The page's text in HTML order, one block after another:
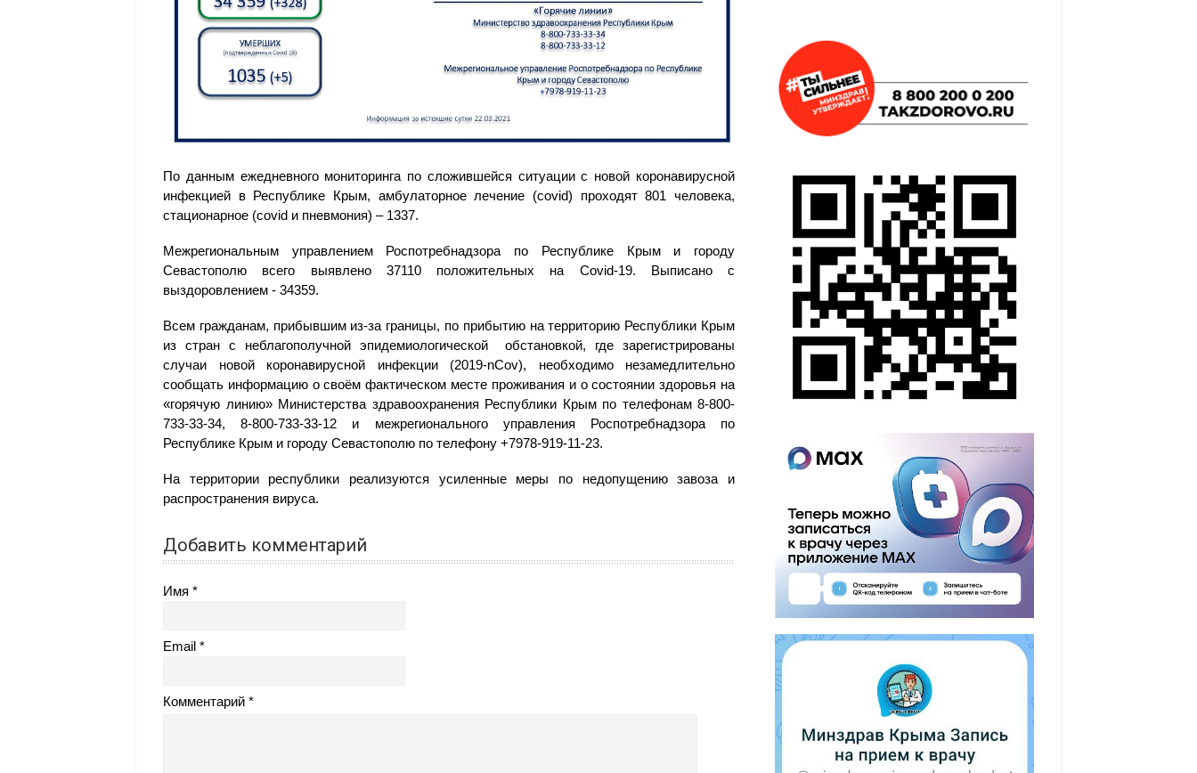
По данным ежедневного мониторинга по сложившейся ситуации с новой коронавирусной
инфекцией в Республике Крым, амбулаторное лечение (covid) проходят 801 человека,
стационарное (covid и пневмония) – 1337.
Межрегиональным управлением Роспотребнадзора по Республике Крым и городу
Севастополю всего выявлено 37110 положительных на Covid-19. Выписано с
выздоровлением - 34359.
Всем гражданам, прибывшим из-за границы, по прибытию на территорию Республики Крым
из стран с неблагополучной эпидемиологической обстановкой, где зарегистрированы
случаи новой коронавирусной инфекции (2019-nCov), необходимо незамедлительно
сообщать информацию о своём фактическом месте проживания и о состоянии здоровья на
«горячую линию» Министерства здравоохранения Республики Крым по телефонам 8-800-
733-33-34, 8-800-733-33-12 и межрегионального управления Роспотребнадзора по
Республике Крым и городу Севастополю по телефону +7978-919-11-23.
На территории республики реализуются усиленные меры по недопущению завоза и
распространения вируса.
Добавить комментарий
Имя
Email
Комментарий